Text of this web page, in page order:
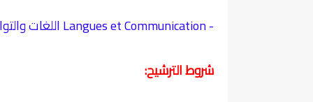
- Langues et Communication اللغات والتواصل
شروط الترشيح: